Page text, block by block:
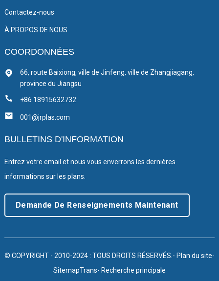
Contactez-nous
À PROPOS DE NOUS
COORDONNÉES
66, route Baixiong, ville de Jinfeng, ville de Zhangjiagang,
province du Jiangsu
+86 18915632732
001@jrplas.com
BULLETINS D'INFORMATION
Entrez votre email et nous vous enverrons les dernières
informations sur les plans.
Demande De Renseignements Maintenant
© COPYRIGHT - 2010-2024 : TOUS DROITS RÉSERVÉS. - Plan du site-
SitemapTrans- Recherche principale